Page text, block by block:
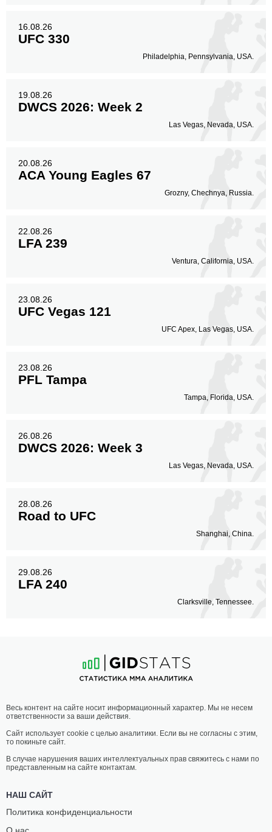
16.08.26
UFC 330
Philadelphia, Pennsylvania, USA.
19.08.26
DWCS 2026: Week 2
Las Vegas, Nevada, USA.
20.08.26
ACA Young Eagles 67
Grozny, Chechnya, Russia.
22.08.26
LFA 239
Ventura, California, USA.
23.08.26
UFC Vegas 121
UFC Apex, Las Vegas, USA.
23.08.26
PFL Tampa
Tampa, Florida, USA.
26.08.26
DWCS 2026: Week 3
Las Vegas, Nevada, USA.
28.08.26
Road to UFC
Shanghai, China.
29.08.26
LFA 240
Clarksville, Tennessee.
Весь контент на сайте носит информационный характер. Мы не несем
ответственности за ваши действия.
Сайт использует cookie с целью аналитики. Если вы не согласны с этим,
то покиньте сайт.
В случае нарушения ваших интеллектуальных прав свяжитесь с нами по
представленным на сайте контактам.
НАШ САЙТ
Политика конфиденциальности